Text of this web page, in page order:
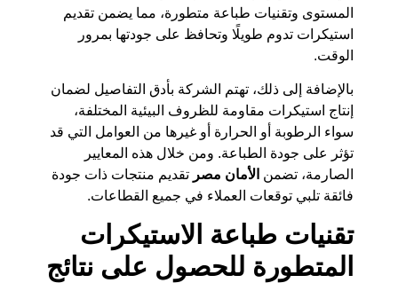
المستوى وتقنيات طباعة متطورة، مما يضمن تقديم
استيكرات تدوم طويلًا وتحافظ على جودتها بمرور
الوقت.
بالإضافة إلى ذلك، تهتم الشركة بأدق التفاصيل لضمان
إنتاج استيكرات مقاومة للظروف البيئية المختلفة،
سواء الرطوبة أو الحرارة أو غيرها من العوامل التي قد
تؤثر على جودة الطباعة. ومن خلال هذه المعايير
الصارمة، تضمن الأمان مصر تقديم منتجات ذات جودة
فائقة تلبي توقعات العملاء في جميع القطاعات.
تقنيات طباعة الاستيكرات
المتطورة للحصول على نتائج